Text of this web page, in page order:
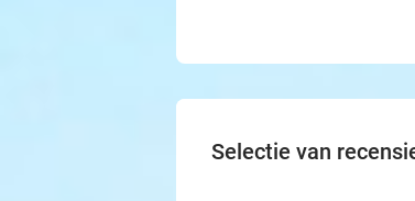
Selectie van